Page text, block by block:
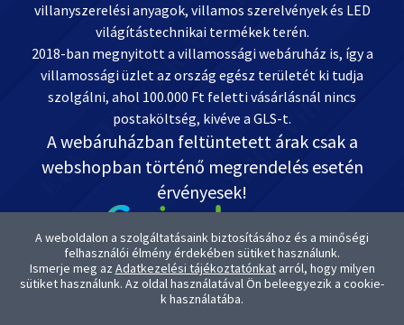
A weboldalon a szolgáltatásaink biztosításához és a minőségi
felhasználói élmény érdekében sütiket használunk.
Ismerje meg az Adatkezelési tájékoztatónkatarról, hogy milyen
sütiket használunk. Az oldal használatával Ön beleegyezik a cookie-
k használatába.
villanyszerelési anyagok, villamos szerelvények és LED
világítástechnikai termékek terén.
2018-ban megnyitott a villamossági webáruház is, így a
villamossági üzlet az ország egész területét ki tudja
szolgálni, ahol 100.000 Ft feletti vásárlásnál nincs
postaköltség, kivéve a GLS-t.
A webáruházban feltüntetett árak csak a
webshopban történő megrendelés esetén
érvényesek!
Kapcsolat: OnlineVill.hu +36 30 999-2888
ugyfelszolgalat@onlinevill.hu